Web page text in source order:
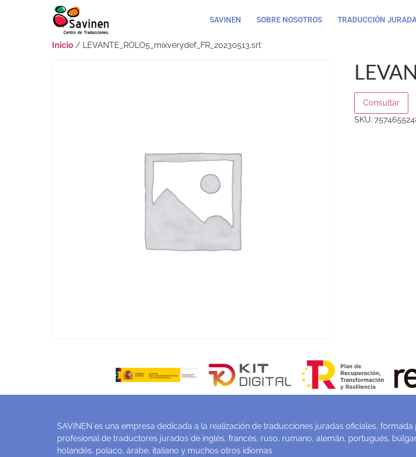
SAVINEN SOBRE NOSOTROS TRADUCCIÓN
Inicio / LEVANTE_ROLO5_mixverydef_FR_20230513.srt
Consultar
SKU:
SAVINEN es una empresa dedicada a la realización de traducciones juradas oficiales,
profesional de traductores jurados de inglés, francés, ruso, rumano, alemán, portugués,
holandés, polaco, árabe, italiano y muchos otros idiomas